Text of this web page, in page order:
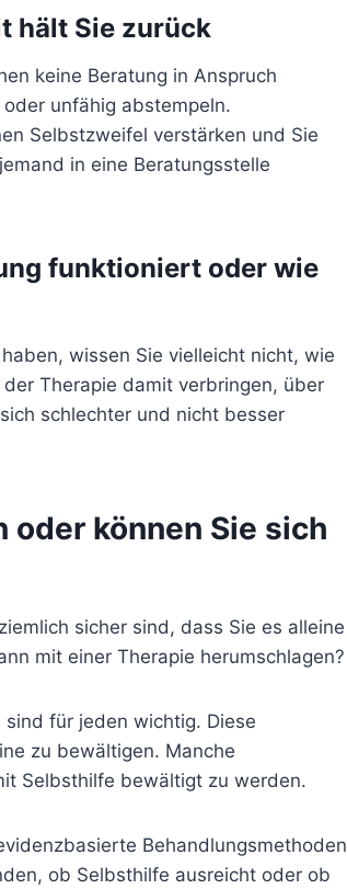
hält Sie zurück
keine Beratung in Anspruch
unfähig abstempeln.
Selbstzweifel verstärken und Sie
in eine Beratungsstelle
funktioniert oder wie
wissen Sie vielleicht nicht, wie
Therapie damit verbringen, über
schlechter und nicht besser
oder können Sie sich
sicher sind, dass Sie es alleine
mit einer Therapie herumschlagen?
für jeden wichtig. Diese
zu bewältigen. Manche
Selbsthilfe bewältigt zu werden.
Behandlungsmethoden
ob Selbsthilfe ausreicht oder ob